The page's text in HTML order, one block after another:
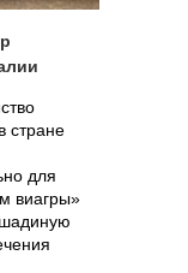
стране
для
виагры»